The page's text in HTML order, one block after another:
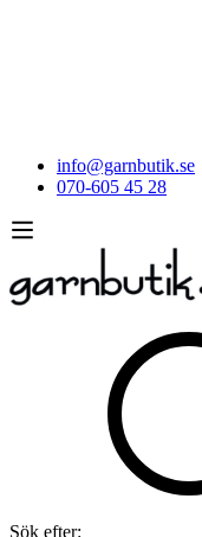
info@garnbutik.se
070-605 45 28
Sök efter: